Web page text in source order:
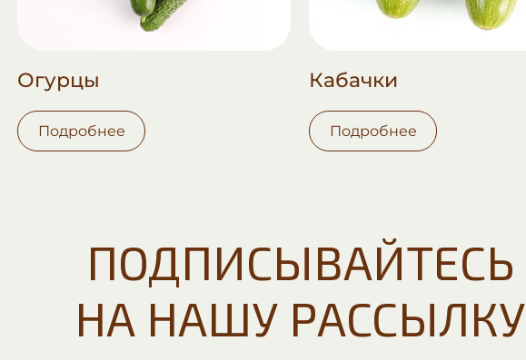
Огурцы
Подробнее
Кабачки
Подробнее
ПОДПИСЫВАЙТЕСЬ
НА НАШУ РАССЫЛКУ